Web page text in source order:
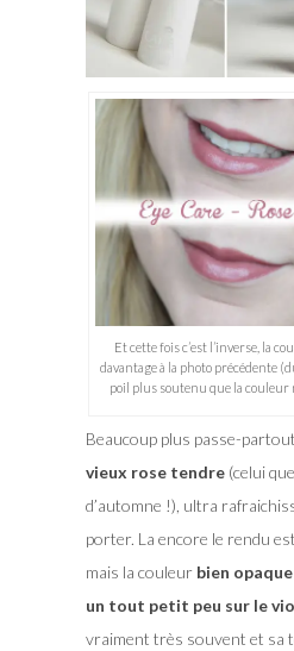
Et cette fois c’est l’inverse, la
davantage à la photo précédente
poil plus soutenu que la couleur
Beaucoup plus passe-partout
vieux rose tendre(celui
d’automne !), ultra
porter. La encore le rendu est
mais la couleur bien opaque
un tout petit peu sur le
vraiment très souvent et sa